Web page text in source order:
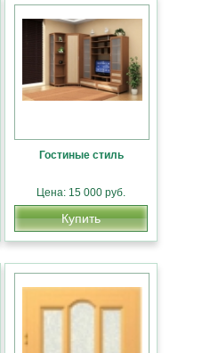
Гостиные стиль
Цена: 15 000 руб.
Купить